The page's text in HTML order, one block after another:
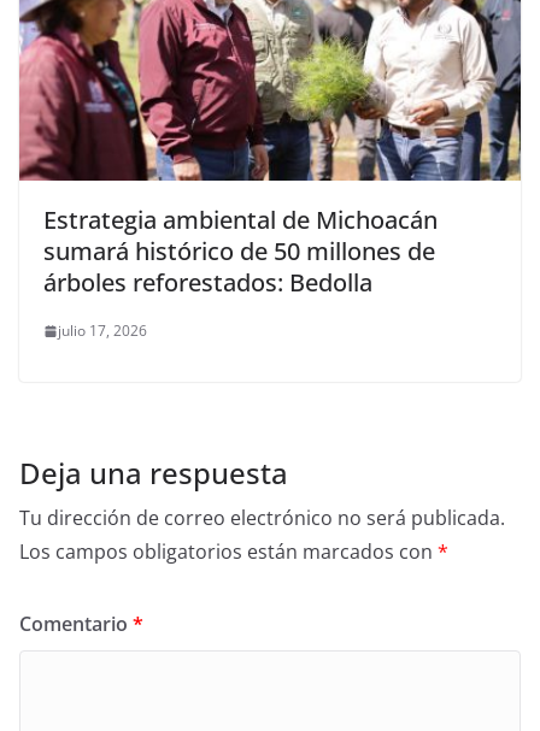
Estrategia ambiental de Michoacán
sumará histórico de 50 millones de
árboles reforestados: Bedolla
julio 17, 2026
Deja una respuesta
Tu dirección de correo electrónico no será publicada.
Los campos obligatorios están marcados con *
Comentario *